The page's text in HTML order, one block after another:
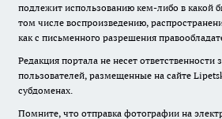
подлежит использованию кем-либо в какой
том числе воспроизведению,
как с письменного разрешения
Редакция портала не несет ответственности
пользователей, размещенные на сайте
субдоменах.
Помните, что отправка фотографии на